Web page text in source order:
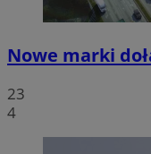
Nowe marki
23
4